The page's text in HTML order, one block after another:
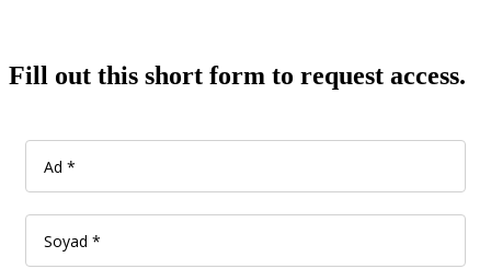
Fill out this short form to request access.